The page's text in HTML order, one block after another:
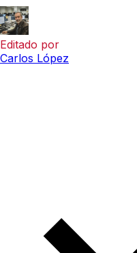
Editado por
Carlos López